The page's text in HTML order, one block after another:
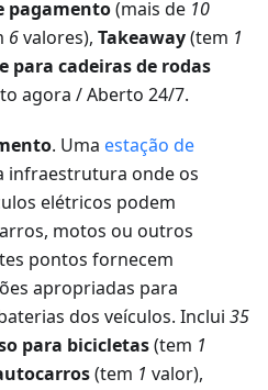
pagamento(mais de 10
6valores), Takeaway(tem 1
para cadeiras de rodas
agora / Aberto 24/7.
. Uma estação de
infraestrutura onde os
elétricos podem
motos ou outros
pontos fornecem
apropriadas para
dos veículos. Inclui 35
para bicicletas(tem 1
(tem 1 valor),